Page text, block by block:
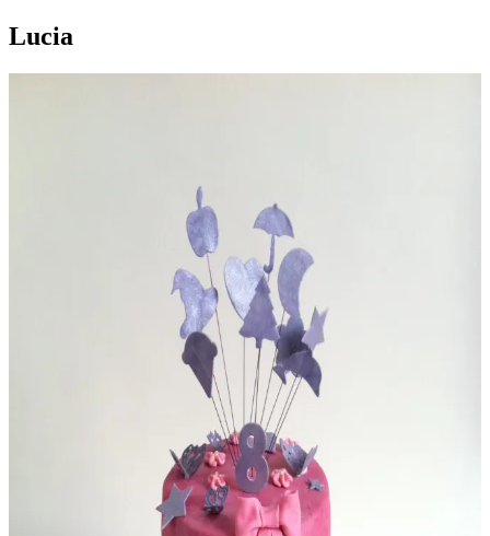
Lucia